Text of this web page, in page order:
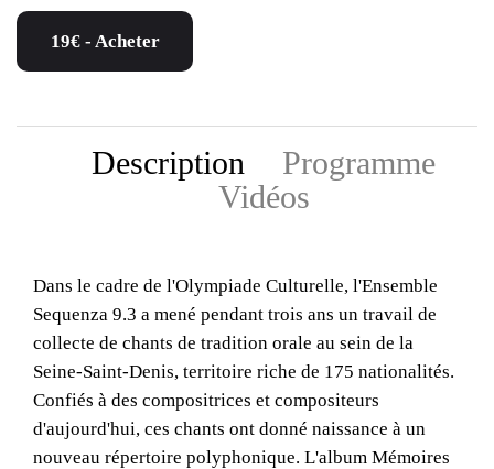
19€ - Acheter
Description
Programme
Vidéos
Dans le cadre de l'Olympiade Culturelle, l'Ensemble
Sequenza 9.3 a mené pendant trois ans un travail de
collecte de chants de tradition orale au sein de la
Seine-Saint-Denis, territoire riche de 175 nationalités.
Confiés à des compositrices et compositeurs
d'aujourd'hui, ces chants ont donné naissance à un
nouveau répertoire polyphonique. L'album Mémoires